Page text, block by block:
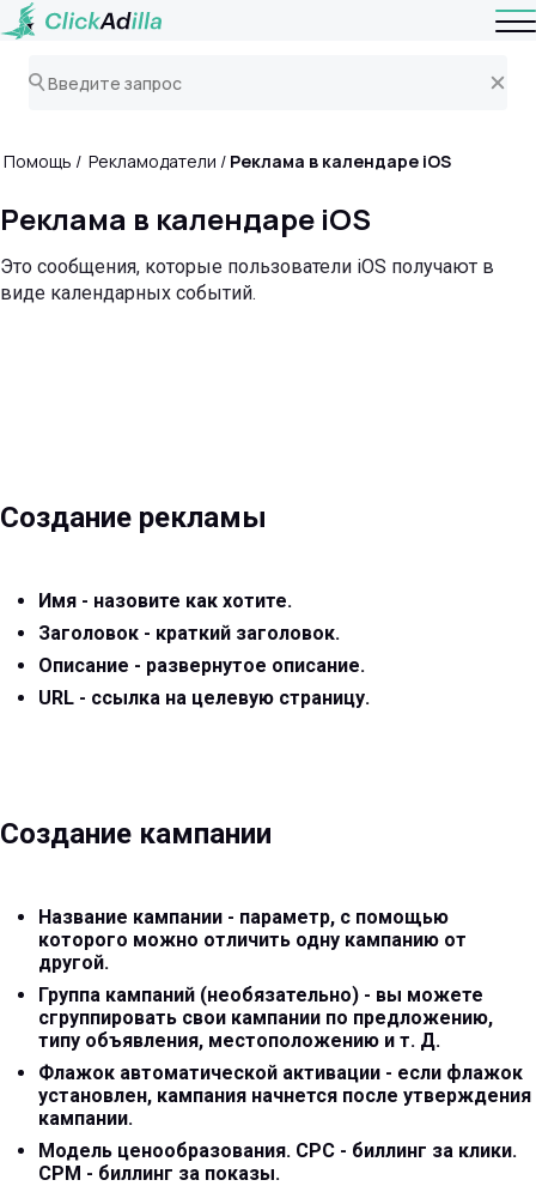
Помощь Рекламодатели Реклама в календаре iOS
Реклама в календаре iOS
Это сообщения, которые пользователи iOS получают в
виде календарных событий.
Создание рекламы
Имя - назовите как хотите.
Заголовок - краткий заголовок.
Описание - развернутое описание.
URL - ссылка на целевую страницу.
Создание кампании
Название кампании - параметр, с помощью
которого можно отличить одну кампанию от
другой.
Группа кампаний (необязательно) - вы можете
сгруппировать свои кампании по предложению,
типу объявления, местоположению и т. Д.
Флажок автоматической активации - если флажок
установлен, кампания начнется после утверждения
кампании.
Модель ценообразования. CPC - биллинг за клики.
CPM - биллинг за показы.